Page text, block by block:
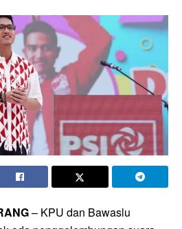
– KPU dan Bawaslu